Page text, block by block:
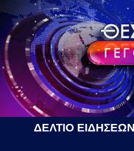
ΔΕΛΤΙΟ ΕΙΔΗΣΕΩΝ